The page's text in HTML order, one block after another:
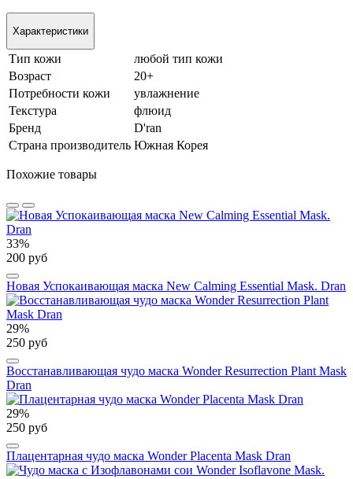
Характеристики
Тип кожи
любой тип кожи
Возраст
20+
Потребности кожи
увлажнение
Текстура
флюид
Бренд
D'ran
Страна производитель Южная Корея
Похожие товары
33%
200 руб
Новая Успокаивающая маска New Calming Essential Mask. Dran
29%
250 руб
Восстанавливающая чудо маска Wonder Resurrection Plant Mask
Dran
29%
250 руб
Плацентарная чудо маска Wonder Placenta Mask Dran